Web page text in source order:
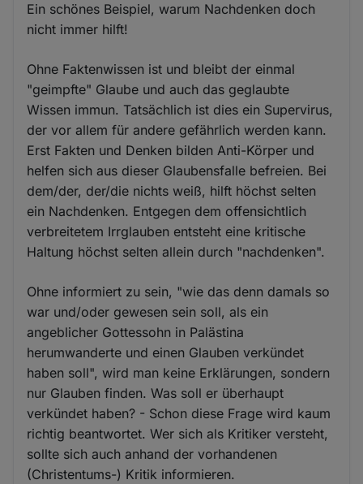
Ein schönes Beispiel, warum Nachdenken doch
nicht immer hilft!
Ohne Faktenwissen ist und bleibt der einmal
"geimpfte" Glaube und auch das geglaubte
Wissen immun. Tatsächlich ist dies ein Supervirus,
der vor allem für andere gefährlich werden kann.
Erst Fakten und Denken bilden Anti-Körper und
helfen sich aus dieser Glaubensfalle befreien. Bei
dem/der, der/die nichts weiß, hilft höchst selten
ein Nachdenken. Entgegen dem offensichtlich
verbreitetem Irrglauben entsteht eine kritische
Haltung höchst selten allein durch "nachdenken".
Ohne informiert zu sein, "wie das denn damals so
war und/oder gewesen sein soll, als ein
angeblicher Gottessohn in Palästina
herumwanderte und einen Glauben verkündet
haben soll", wird man keine Erklärungen, sondern
nur Glauben finden. Was soll er überhaupt
verkündet haben? - Schon diese Frage wird kaum
richtig beantwortet. Wer sich als Kritiker versteht,
sollte sich auch anhand der vorhandenen
(Christentums-) Kritik informieren.